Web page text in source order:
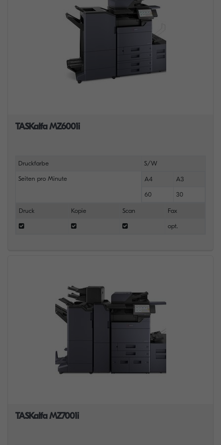
TASKalfa MZ6001i
Druckfarbe S/W
Seiten pro Minute A4 A3
60 30
Druck Kopie Scan Fax
opt.
TASKalfa MZ7001i